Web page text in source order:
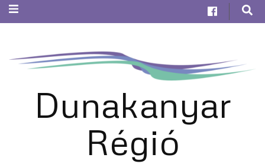
Dunakanyar
Régió